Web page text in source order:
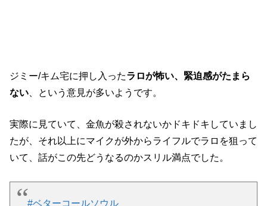
ジミー/キム宅に押し入ったラロが怖い、緊迫感がたまら
ない 、という意見が多いようです。
実際に見ていて、金魚が殺されないかドキドキしていまし
たが、それ以上にマイクが外からライフルでラロを狙って
いて、話がこの先どうなるのかスリル満点でした。
#ベターコールソウル